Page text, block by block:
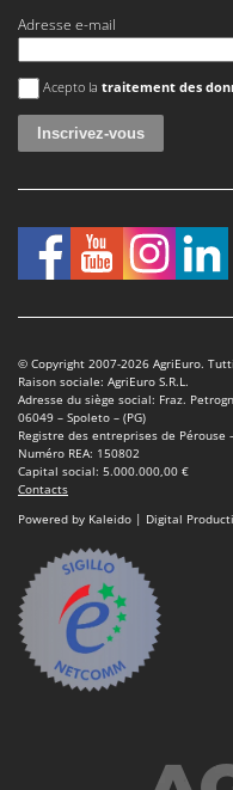
Adresse e-mail
Une erreur est survenue
Acepto la traitement des
© Copyright 2007-2026 AgriEuro.
Raison sociale: AgriEuro S.R.L.
Adresse du siège social: Fraz.
06049 – Spoleto – (PG)
Registre des entreprises de Pérouse
Numéro REA: 150802
Capital social: 5.000.000,00 €
Contacts
Powered by Kaleido | Digital